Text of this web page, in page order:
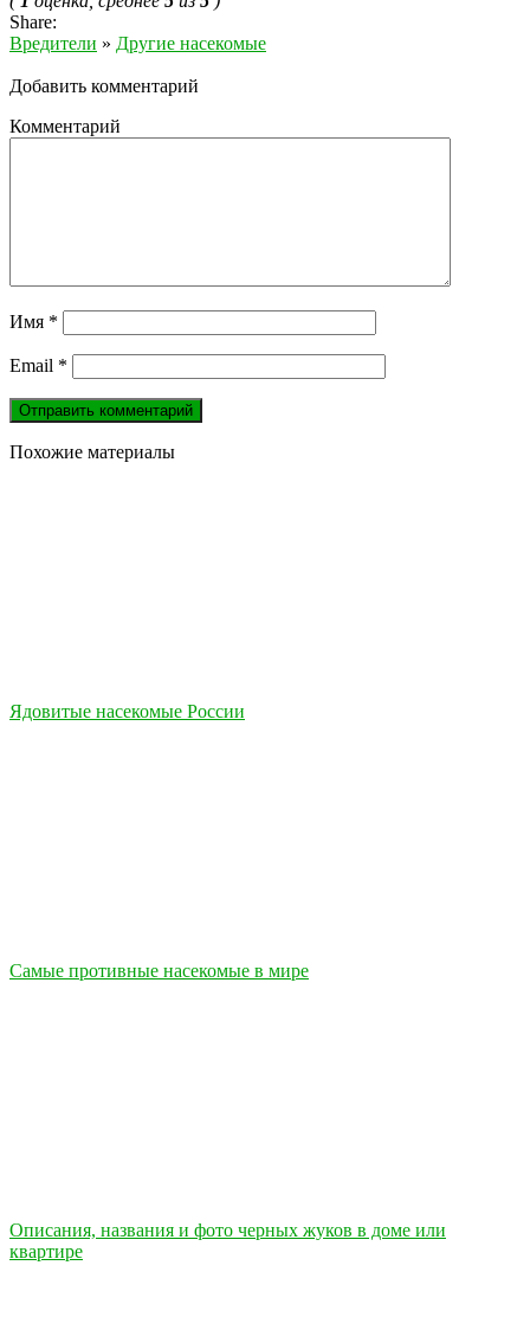
Share:
Вредители » Другие насекомые
Добавить комментарий
Комментарий
Имя *
Email *
Похожие материалы
Ядовитые насекомые России
Самые противные насекомые в мире
Описания, названия и фото черных жуков в доме или
квартире